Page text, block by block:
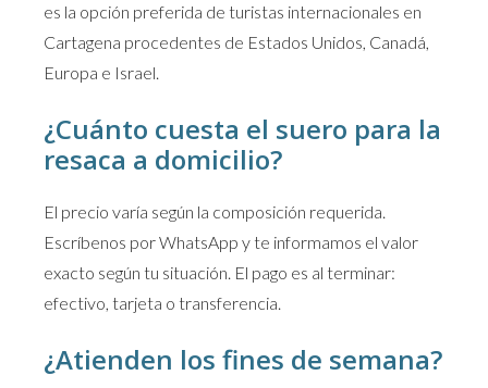
es la opción preferida de turistas internacionales en
Cartagena procedentes de Estados Unidos, Canadá,
Europa e Israel.
¿Cuánto cuesta el suero para la
resaca a domicilio?
El precio varía según la composición requerida.
Escríbenos por WhatsApp y te informamos el valor
exacto según tu situación. El pago es al terminar:
efectivo, tarjeta o transferencia.
¿Atienden los fines de semana?